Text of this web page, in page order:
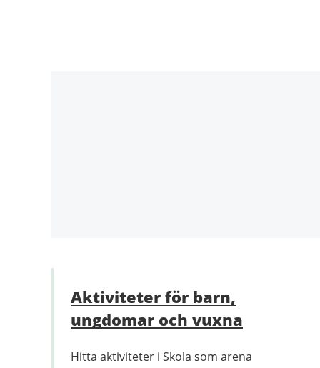
Aktiviteter för barn,
ungdomar och vuxna
Hitta aktiviteter i Skola som arena